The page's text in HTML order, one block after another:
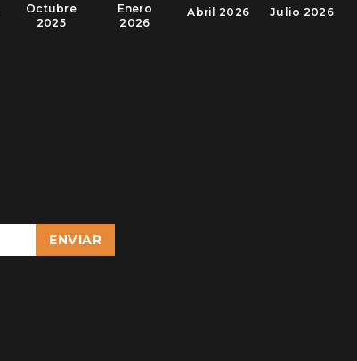
Julio 2026
Abril 2026
Enero
2026
Octubre
2025
ENVIAR